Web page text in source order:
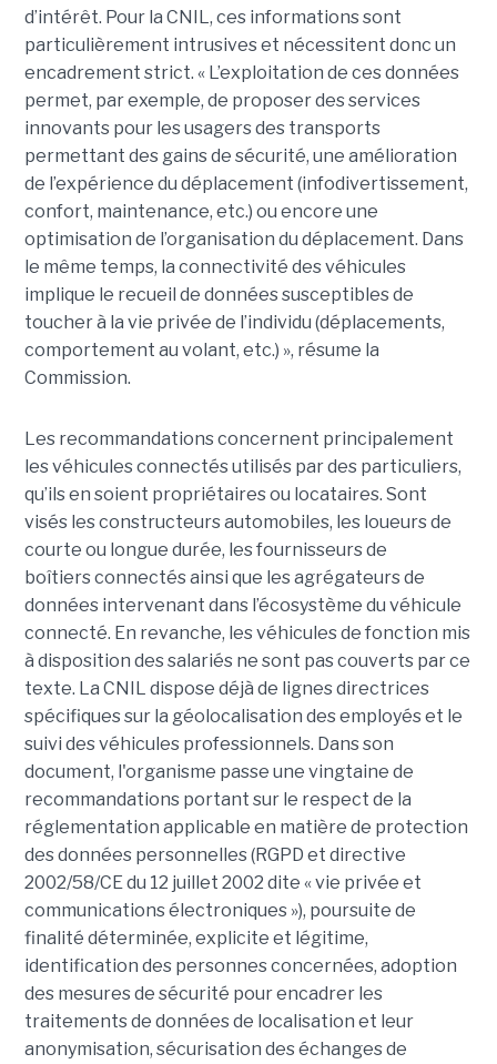
d’intérêt. Pour la CNIL, ces informations sont
particulièrement intrusives et nécessitent donc un
encadrement strict. « L’exploitation de ces données
permet, par exemple, de proposer des services
innovants pour les usagers des transports
permettant des gains de sécurité, une amélioration
de l’expérience du déplacement (infodivertissement,
confort, maintenance, etc.) ou encore une
optimisation de l’organisation du déplacement. Dans
le même temps, la connectivité des véhicules
implique le recueil de données susceptibles de
toucher à la vie privée de l’individu (déplacements,
comportement au volant, etc.) », résume la
Commission.
Les recommandations concernent principalement
les véhicules connectés utilisés par des particuliers,
qu’ils en soient propriétaires ou locataires. Sont
visés les constructeurs automobiles, les loueurs de
courte ou longue durée, les fournisseurs de
boîtiers connectés ainsi que les agrégateurs de
données intervenant dans l’écosystème du véhicule
connecté. En revanche, les véhicules de fonction mis
à disposition des salariés ne sont pas couverts par ce
texte. La CNIL dispose déjà de lignes directrices
spécifiques sur la géolocalisation des employés et le
suivi des véhicules professionnels. Dans son
document, l'organisme passe une vingtaine de
recommandations portant sur le respect de la
réglementation applicable en matière de protection
des données personnelles (RGPD et directive
2002/58/CE du 12 juillet 2002 dite « vie privée et
communications électroniques »), poursuite de
finalité déterminée, explicite et légitime,
identification des personnes concernées, adoption
des mesures de sécurité pour encadrer les
traitements de données de localisation et leur
anonymisation, sécurisation des échanges de